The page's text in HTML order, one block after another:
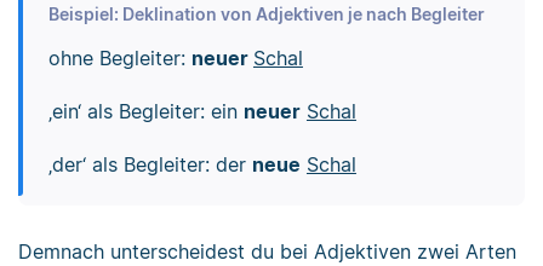
Beispiel: Deklination von Adjektiven je nach Begleiter
ohne Begleiter: neuer Schal
‚ein‘ als Begleiter: ein neuer Schal
‚der‘ als Begleiter: der neue Schal
Demnach unterscheidest du bei Adjektiven zwei Arten